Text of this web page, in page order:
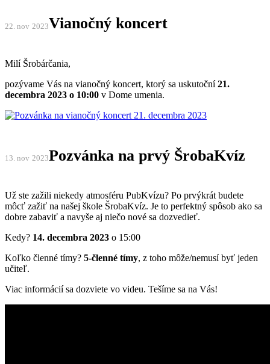
22. nov 2023Vianočný koncert
Milí Šrobárčania,
pozývame Vás na vianočný koncert, ktorý sa uskutoční21.
decembra 2023 o 10:00 v Dome umenia.
13. nov 2023Pozvánka na prvý ŠrobaKvíz
Už ste zažili niekedy atmosféru PubKvízu? Po prvýkrát budete
môcť zažiť na našej škole ŠrobaKvíz. Je to perfektný spôsob ako sa
dobre zabaviť a navyše aj niečo nové sa dozvedieť.
Kedy? 14. decembra 2023 o 15:00
Koľko členné tímy? 5-členné tímy, z toho môže/nemusí byť jeden
učiteľ.
Viac informácií sa dozviete vo videu. Tešíme sa na Vás!